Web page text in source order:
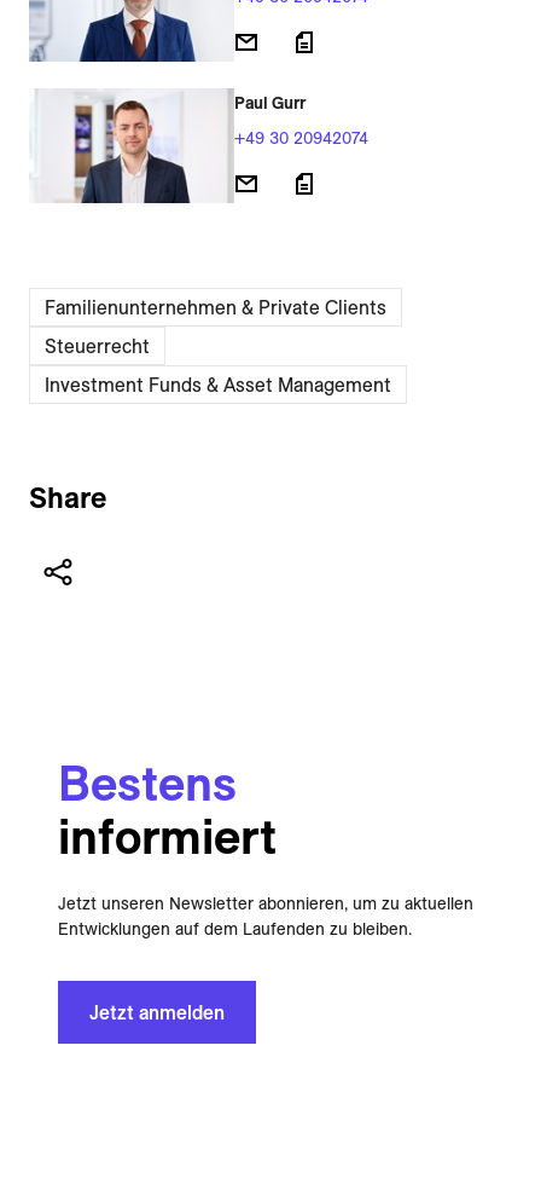
Paul Gurr
+49 30 20942074
Familienunternehmen & Private Clients
Steuerrecht
Investment Funds & Asset Management
Share
Bestens
informiert
Jetzt unseren Newsletter abonnieren, um zu aktuellen
Entwicklungen auf dem Laufenden zu bleiben.
Jetzt anmelden